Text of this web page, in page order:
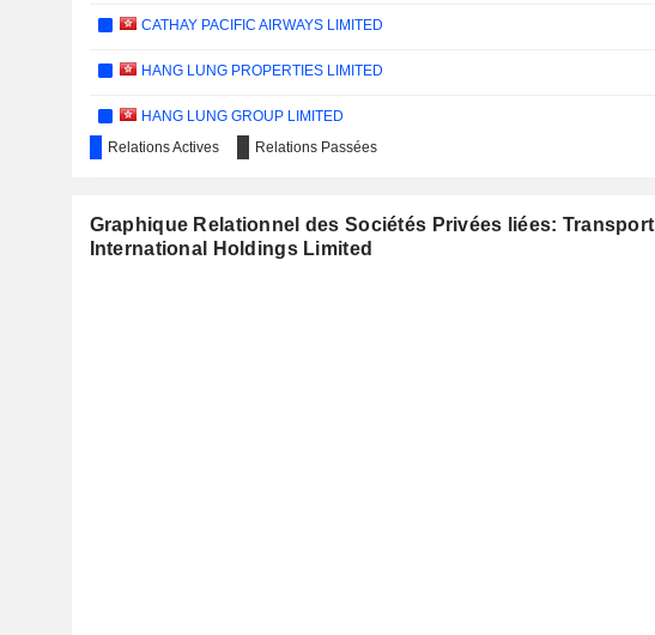
CATHAY PACIFIC AIRWAYS LIMITED
HANG LUNG PROPERTIES LIMITED
HANG LUNG GROUP LIMITED
CHINA TRAVEL INTERNATIONAL INVESTMENT HONG KONG LIMITED
Relations Actives Relations Passées
Graphique Relationnel des Sociétés Privées liées: Transport
International Holdings Limited